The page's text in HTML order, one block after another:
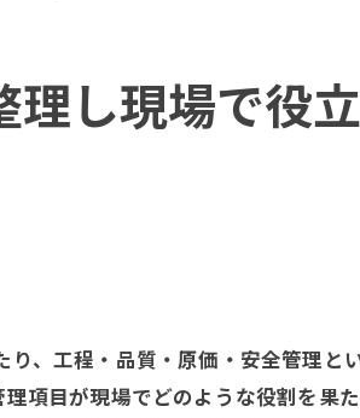
し現場で役
、工程・品質・原価・安全管理と
項目が現場でどのような役割を果